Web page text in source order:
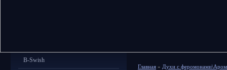
B-Swish
Главная » Духи с